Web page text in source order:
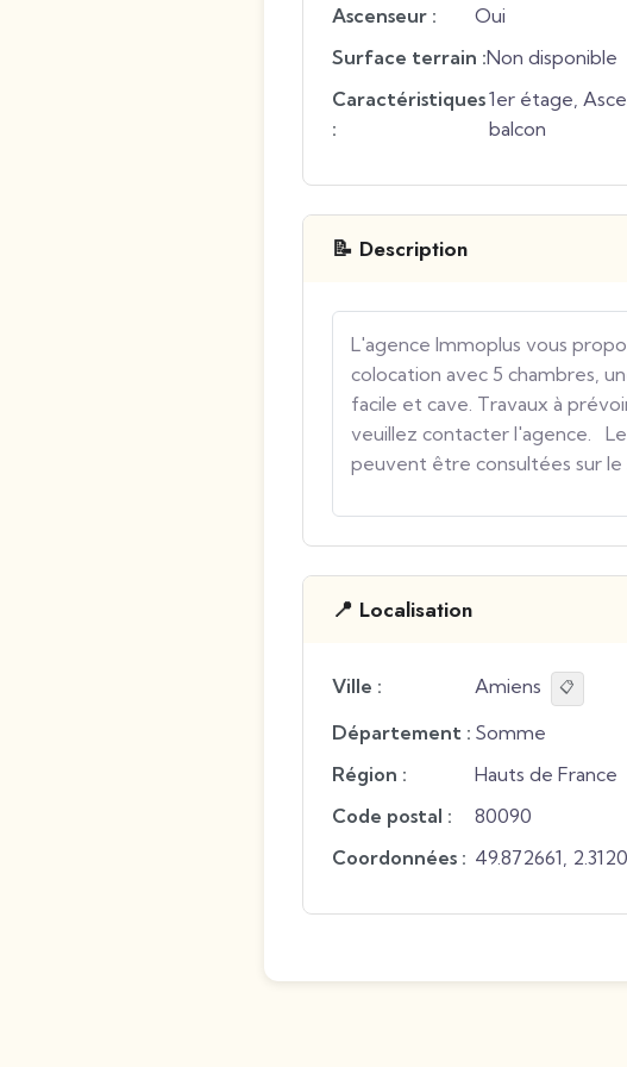
Ascenseur :
Oui
Surface terrain :Non disponible
Caractéristiques
:
1er étage,
balcon
📝 Description
L'agence Immoplus vous
colocation avec 5 chambres,
facile et cave. Travaux à
veuillez contacter l'agence.
peuvent être consultées sur le
📍 Localisation
Ville : Amiens 📋
Département : Somme
Région :
Hauts de France
Code postal :
80090
Coordonnées : 49.872661,